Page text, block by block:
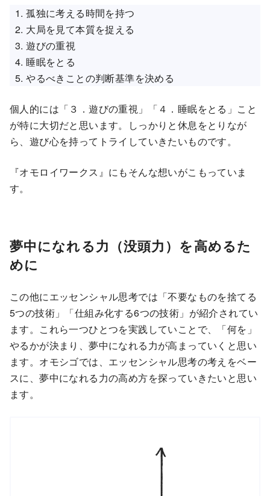
孤独に考える時間を持つ
大局を見て本質を捉える
遊びの重視
睡眠をとる
やるべきことの判断基準を決める
個人的には「３．遊びの重視」「４．睡眠をとる」こと
が特に大切だと思います。しっかりと休息をとりなが
ら、遊び心を持ってトライしていきたいものです。
『オモロイワークス』にもそんな想いがこもっていま
す。
夢中になれる力（没頭力）を高めるた
めに
この他にエッセンシャル思考では「不要なものを捨てる
5つの技術」「仕組み化する6つの技術」が紹介されてい
ます。これら一つひとつを実践していことで、「何を」
やるかが決まり、夢中になれる力が高まっていくと思い
ます。オモシゴでは、エッセンシャル思考の考えをベー
スに、夢中になれる力の高め方を探っていきたいと思い
ます。